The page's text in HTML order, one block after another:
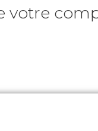
votre